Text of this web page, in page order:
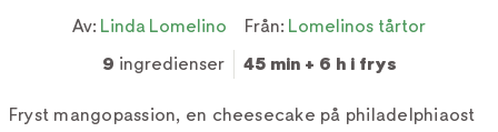
Av: Linda Lomelino Från: Lomelinos tårtor
9 ingredienser 45 min + 6 h i frys
Fryst mangopassion, en cheesecake på philadelphiaost